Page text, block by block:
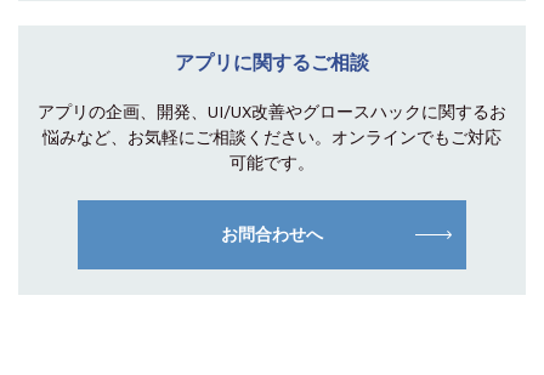
アプリに関するご相談
アプリの企画、開発、UI/UX改善やグロースハックに関するお
悩みなど、お気軽にご相談 ください。オンラインでもご対応
可能です。
お問合わせへ